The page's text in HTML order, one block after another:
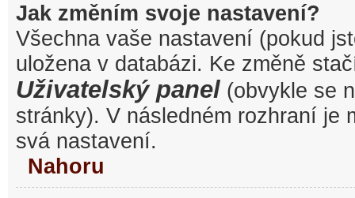
Jak změním svoje nastavení?
Všechna vaše nastavení (pokud
uložena v databázi. Ke změně
Uživatelský panel (obvykle se
stránky). V následném rozhraní je
svá nastavení.
Nahoru